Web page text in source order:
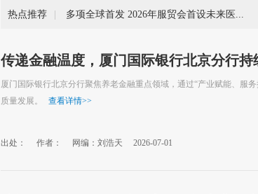
热点推荐 |
传递金融温度，厦门国际银行北京分行
厦门国际银行北京分行聚焦养老金融重点领域，通过“产业赋能、服
质量发展。
查看详情>>
出处： 作者： 网编：刘浩天 2026-07-01